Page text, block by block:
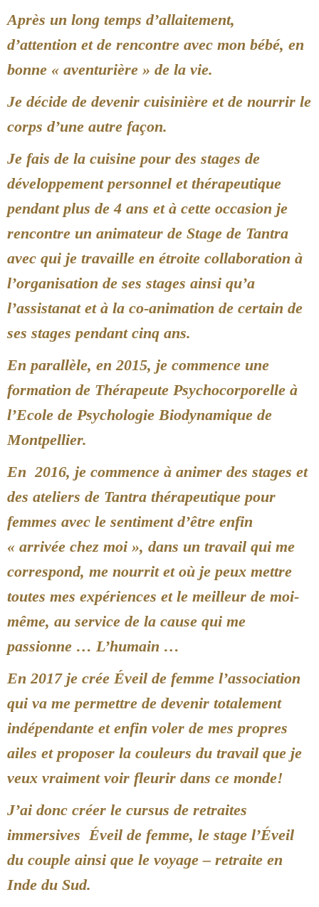
Après un long temps d’allaitement,
d’attention et de rencontre avec mon bébé, en
bonne « aventurière » de la vie.
Je décide de devenir cuisinière et de nourrir le
corps d’une autre façon.
Je fais de la cuisine pour des stages de
développement personnel et thérapeutique
pendant plus de 4 ans et à cette occasion je
rencontre un animateur de Stage de Tantra
avec qui je travaille en étroite collaboration à
l’organisation de ses stages ainsi qu’a
l’assistanat et à la co-animation de certain de
ses stages pendant cinq ans.
En parallèle, en 2015, je commence une
formation de Thérapeute Psychocorporelle à
l’Ecole de Psychologie Biodynamique de
Montpellier.
En 2016, je commence à animer des stages et
des ateliers de Tantra thérapeutique pour
femmes avec le sentiment d’être enfin
« arrivée chez moi », dans un travail qui me
correspond, me nourrit et où je peux mettre
toutes mes expériences et le meilleur de moi-
même, au service de la cause qui me
passionne … L’humain …
En 2017 je crée Éveil de femme l’association
qui va me permettre de devenir totalement
indépendante et enfin voler de mes propres
ailes et proposer la couleurs du travail que je
veux vraiment voir fleurir dans ce monde!
J’ai donc créer le cursus de retraites
immersives Éveil de femme, le stage l’Éveil
du couple ainsi que le voyage – retraite en
Inde du Sud.